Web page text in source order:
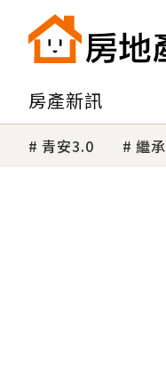
房產新訊
青安3.0 繼承